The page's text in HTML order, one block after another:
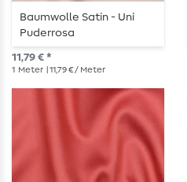
Baumwolle Satin - Uni
Puderrosa
11,79 € *
1 Meter | 11,79 € / Meter